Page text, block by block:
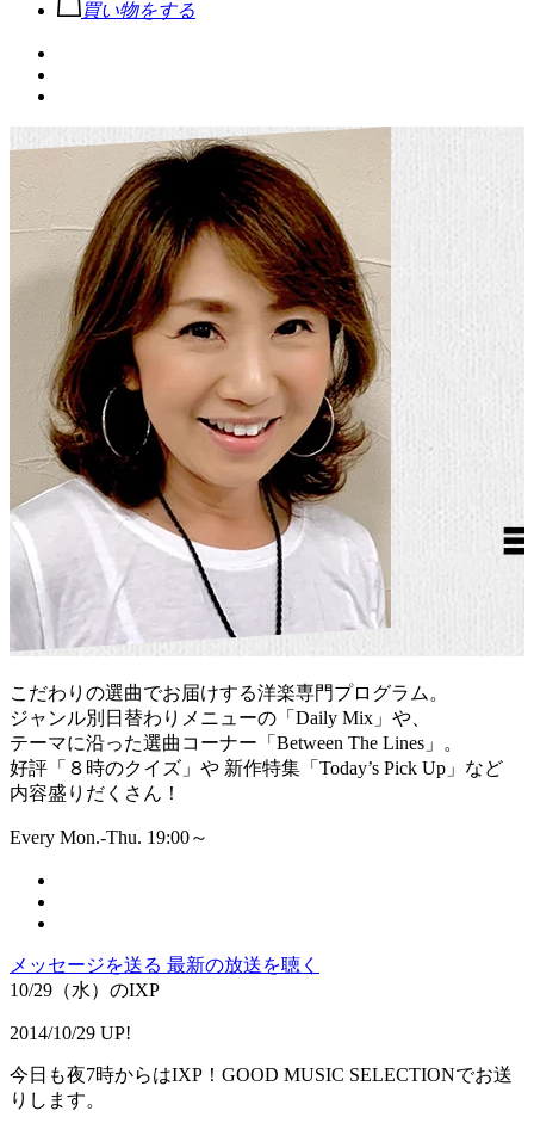
買い物をする
こだわりの選曲でお届けする洋楽専門プログラム。
ジャンル別日替わりメニューの「Daily Mix」や、
テーマに沿った選曲コーナー「Between The Lines」。
好評「８時のクイズ」や 新作特集「Today’s Pick Up」など
内容盛りだくさん！
Every Mon.-Thu. 19:00～
メッセージを送る 最新の放送を聴く
10/29（水）のIXP
2014/10/29 UP!
今日も夜7時からはIXP！GOOD MUSIC SELECTIONでお送
りします。